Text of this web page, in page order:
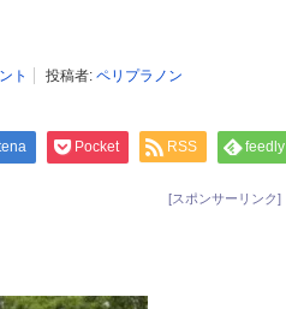
ト 投稿者: ペリプラノン
Pocket RSS feedly
[スポンサーリンク]